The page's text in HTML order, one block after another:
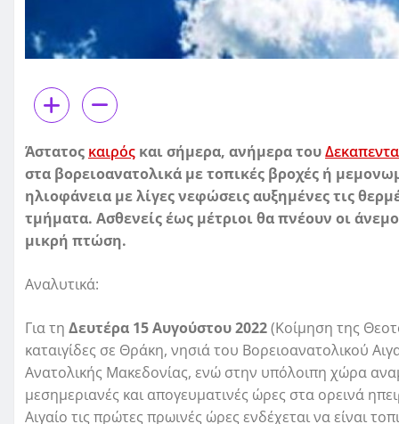
Άστατος καιρός και σήμερα, ανήμερα του
στα βορειοανατολικά με τοπικές βροχές ή
ηλιοφάνεια με λίγες νεφώσεις αυξημένες τις
τμήματα. Ασθενείς έως μέτριοι θα πνέουν οι
μικρή πτώση.
Αναλυτικά:
Για τη Δευτέρα 15 Αυγούστου 2022(Κοίμηση της
καταιγίδες σε Θράκη, νησιά του Βορειοανατολικού
Ανατολικής Μακεδονίας, ενώ στην υπόλοιπη χώρα
μεσημεριανές και απογευματινές ώρες στα ορεινά
Αιγαίο τις πρώτες πρωινές ώρες ενδέχεται να είναι